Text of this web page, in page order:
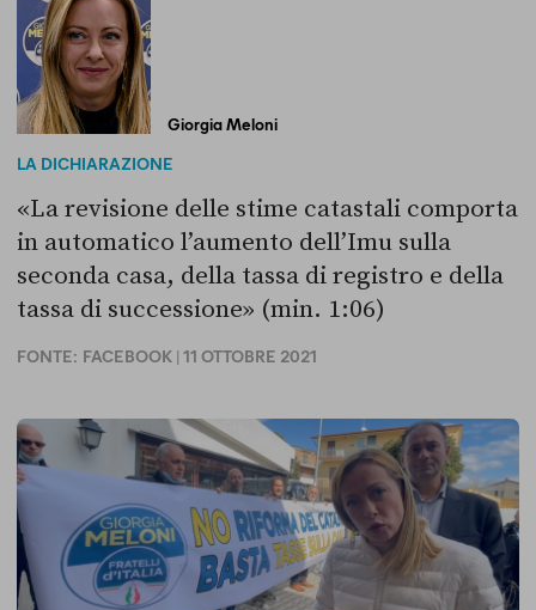
Giorgia Meloni
LA DICHIARAZIONE
«La revisione delle stime catastali comporta
in automatico l’aumento dell’Imu sulla
seconda casa, della tassa di registro e della
tassa di successione» (min. 1:06)
FONTE: FACEBOOK | 11 OTTOBRE 2021